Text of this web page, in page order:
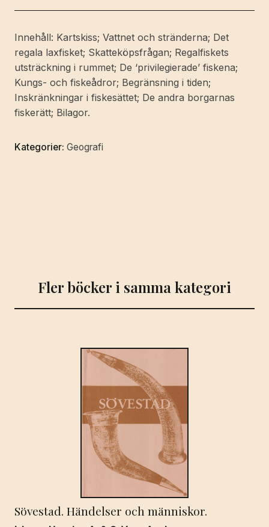
rättshistorisk
mängd
Innehåll: Kartskiss; Vattnet och stränderna; Det
regala laxfisket; Skatteköpsfrågan; Regalfiskets
utsträckning i rummet; De ‘privilegierade’ fiskena;
Kungs- och fiskeådror; Begränsning i tiden;
Inskränkningar i fiskesättet; De andra borgarnas
fiskerätt; Bilagor.
Kategorier: Geografi
Fler böcker i samma kategori
Sövestad. Händelser och människor.